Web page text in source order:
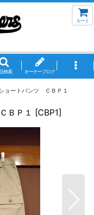
カート
検索 オーナーブログ
ョートパンツ ＣＢＰ１
ＢＰ１ [CBP1]